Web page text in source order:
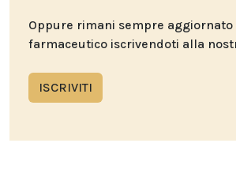
Oppure rimani sempre
farmaceutico iscrivendoti alla
ISCRIVITI